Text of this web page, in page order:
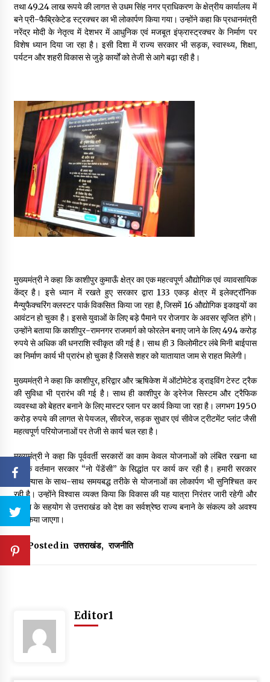
तथा 49.24 लाख रूपये की लागत से उधम सिंह नगर प्राधिकरण के क्षेत्रीय कार्यालय में
बने प्री-फैब्रिकेटेड स्ट्रक्चर का भी लोकार्पण किया गया। उन्होंने कहा कि प्रधानमंत्री
नरेंद्र मोदी के नेतृत्व में देशभर में आधुनिक एवं मजबूत इंफ्रास्ट्रक्चर के निर्माण पर
विशेष ध्यान दिया जा रहा है। इसी दिशा में राज्य सरकार भी सड़क, स्वास्थ्य, शिक्षा,
पर्यटन और शहरी विकास से जुड़े कार्यों को तेजी से आगे बढ़ा रही है।
मुख्यमंत्री ने कहा कि काशीपुर कुमाऊँ क्षेत्र का एक महत्वपूर्ण औद्योगिक एवं व्यावसायिक
केंद्र है। इसे ध्यान में रखते हुए सरकार द्वारा 133 एकड़ क्षेत्र में इलेक्ट्रॉनिक
मैन्युफैक्चरिंग क्लस्टर पार्क विकसित किया जा रहा है, जिसमें 16 औद्योगिक इकाइयों का
आवंटन हो चुका है। इससे युवाओं के लिए बड़े पैमाने पर रोजगार के अवसर सृजित होंगे।
उन्होंने बताया कि काशीपुर-रामनगर राजमार्ग को फोरलेन बनाए जाने के लिए 494 करोड़
रुपये से अधिक की धनराशि स्वीकृत की गई है। साथ ही 3 किलोमीटर लंबे मिनी बाईपास
का निर्माण कार्य भी प्रारंभ हो चुका है जिससे शहर को यातायात जाम से राहत मिलेगी।
मुख्यमंत्री ने कहा कि काशीपुर, हरिद्वार और ऋषिकेश में ऑटोमेटेड ड्राइविंग टेस्ट ट्रैक
की सुविधा भी प्रारंभ की गई है। साथ ही काशीपुर के ड्रेनेज सिस्टम और ट्रैफिक
व्यवस्था को बेहतर बनाने के लिए मास्टर प्लान पर कार्य किया जा रहा है। लगभग 1950
करोड़ रुपये की लागत से पेयजल, सीवरेज, सड़क सुधार एवं सीवेज ट्रीटमेंट प्लांट जैसी
महत्वपूर्ण परियोजनाओं पर तेजी से कार्य चल रहा है।
मुख्यमंत्री ने कहा कि पूर्ववर्ती सरकारों का काम केवल योजनाओं को लंबित रखना था
जबकि वर्तमान सरकार “नो पेंडेंसी” के सिद्धांत पर कार्य कर रही है। हमारी सरकार
शिलान्यास के साथ-साथ समयबद्ध तरीके से योजनाओं का लोकार्पण भी सुनिश्चित कर
रही है। उन्होंने विश्वास व्यक्त किया कि विकास की यह यात्रा निरंतर जारी रहेगी और
जनता के सहयोग से उत्तराखंड को देश का सर्वश्रेष्ठ राज्य बनाने के संकल्प को अवश्य
पूरा किया जाएगा।
Posted in उत्तराखंड, राजनीति
Editor1